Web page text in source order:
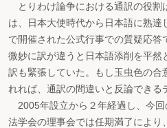
とりわけ論争における通訳の役割
は、日本大使時代から日本語に熟
で開催された公式行事での質疑応答
微妙に訳が違うと日本語添削を平然
訳も緊張していた。もし玉虫色の合
れれば、通訳の間違いと反論できる
2005年設立から２年経過し、今
法学会の理事会では任期満了により